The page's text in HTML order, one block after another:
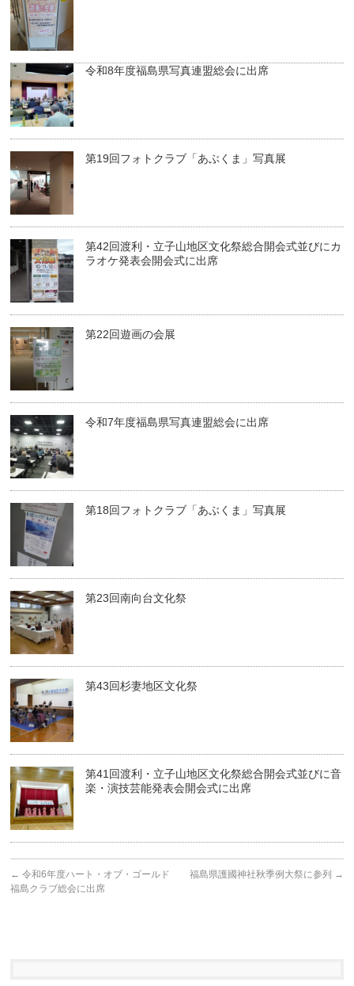
令和8年度福島県写真連盟総会に出席
第19回フォトクラブ「あぶくま」写真展
第42回渡利・立子山地区文化祭総合開会式並びにカ
ラオケ発表会開会式に出席
第22回遊画の会展
令和7年度福島県写真連盟総会に出席
第18回フォトクラブ「あぶくま」写真展
第23回南向台文化祭
第43回杉妻地区文化祭
第41回渡利・立子山地区文化祭総合開会式並びに音
楽・演技芸能発表会開会式に出席
← 令和6年度ハート・オブ・ゴールド
福島クラブ総会に出席
福島県護國神社秋季例大祭に参列 →